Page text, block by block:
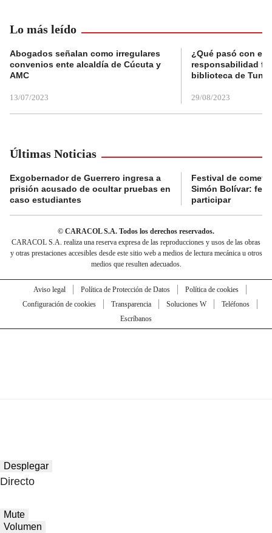
Lo más leído
Abogados señalan como irregulares
convenios ente alcaldía de Cúcuta y
AMC
13/07/2023
¿Qué pasó con el
responsabilidad
biblioteca de
29/08/2023
Últimas Noticias
Exgobernador de Guerrero ingresa a
prisión acusado de ocultar pruebas en
caso estudiantes
Festival de
Simón Bolívar:
participar
© CARACOL S.A. Todos los derechos reservados.
CARACOL S.A. realiza una reserva expresa de las reproducciones y usos de las obras
y otras prestaciones accesibles desde este sitio web a medios de lectura mecánica u otros
medios que resulten adecuados.
Aviso legal Política de Protección de Datos
Política de cookies
Configuración de cookies
Transparencia Soluciones W
Teléfonos
Escríbanos
Desplegar
Directo
Mute
Volumen